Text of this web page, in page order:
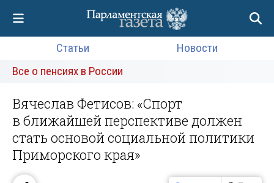
Статьи
Новости
Все о пенсиях в России
Вячеслав Фетисов: «Спорт
в ближайшей перспективе должен
стать основой социальной политики
Приморского края»